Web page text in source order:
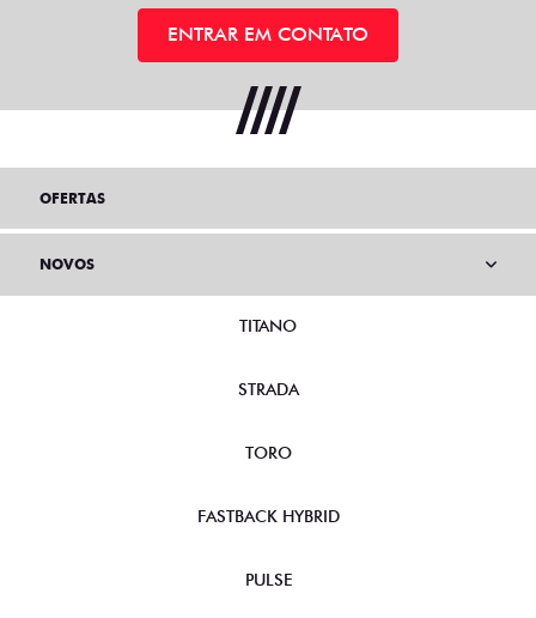
ENTRAR EM CONTATO
OFERTAS
NOVOS
TITANO
STRADA
TORO
FASTBACK HYBRID
PULSE